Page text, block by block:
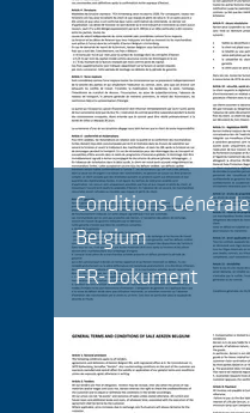
Conditions
Belgium
FR-Dokument